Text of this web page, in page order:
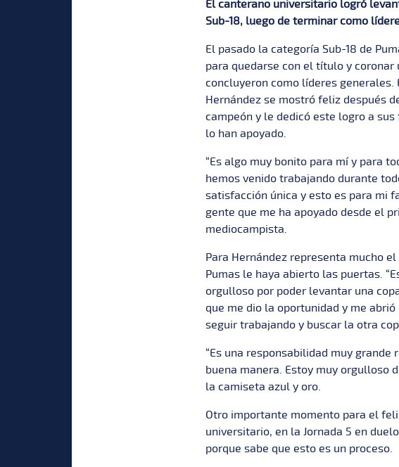
El canterano universitario logró
Sub-18, luego de terminar como
El pasado la categoría Sub-18 de
para quedarse con el título y coronar
concluyeron como líderes generales.
Hernández se mostró feliz después
campeón y le dedicó este logro a
lo han apoyado.
“Es algo muy bonito para mí y para
hemos venido trabajando durante
satisfacción única y esto es para mi
gente que me ha apoyado desde el
mediocampista.
Para Hernández representa mucho
Pumas le haya abierto las puertas.
orgulloso por poder levantar una
que me dio la oportunidad y me
seguir trabajando y buscar la otra
“Es una responsabilidad muy
buena manera. Estoy muy orgulloso
la camiseta azul y oro.
Otro importante momento para el
universitario, en la Jornada 5 en
porque sabe que esto es un proceso.